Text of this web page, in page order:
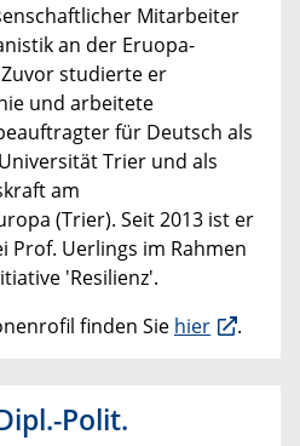
Mitarbeiter
an der Eruopa-
studierte er
und arbeitete
für Deutsch als
Trier und als
am
(Trier). Seit 2013 ist er
Uerlings im Rahmen
'Resilienz'.
finden Sie hier .
Polit.